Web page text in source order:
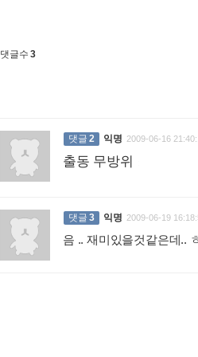
댓글수3
댓글2 익명 2009-06-16
출동 무방위
댓글3 익명 2009-06-19
음 .. 재미있을것같은데..